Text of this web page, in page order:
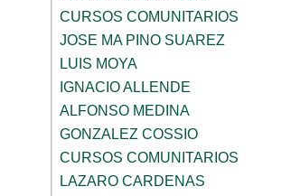
CURSOS COMUNITARIOS
JOSE MA PINO SUAREZ
LUIS MOYA
IGNACIO ALLENDE
ALFONSO MEDINA
GONZALEZ COSSIO
CURSOS COMUNITARIOS
LAZARO CARDENAS